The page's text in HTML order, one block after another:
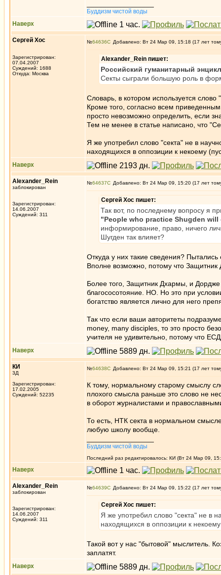
Буддизм чистой воды
Наверх
Сергей Хос
Зарегистрирован:
07.04.2007
Суждений: 1688
Откуда: Москва
№64636 Добавлено: Вт 24 Мар 09, 15:18 (17 лет
Alexander_Rein пишет:
Российский гуманитарный
Секты сыграли большую роль в
Словарь, в котором используется
Кроме того, согласно всем
просто невозможно определить, если
Тем не менее в статье написано, что
Я же употребил слово "секта" не в
находящихся в оппозиции к некоему
Наверх
Alexander_Rein
заблокирован
Зарегистрирован:
14.06.2007
Суждений: 311
№64637 Добавлено: Вт 24 Мар 09, 15:20 (17 лет
Сергей Хос пишет:
Так вот, по последнему вопросу я
"People who practice Shugden
информирование, право, ничего
Шугден так влияет?
Откуда у них такие сведения?
Вполне возможно, потому что
Более того, Защитник Дхармы, и
благососотояние. НО. Но это при
богатство является лично для него
Так что если ваши авторитеты
money, many disciples, то это просто
учителя не удивительно, потому что
Наверх
КИ
3Д
Зарегистрирован:
17.02.2005
Суждений: 52235
№64638 Добавлено: Вт 24 Мар 09, 15:21 (17 лет
К тому, нормальному старому смыслу
плохого смысла раньше это слово не
в оборот журналистами и
То есть, НТК секта в нормальном
любую школу вообще.
Буддизм чистой воды
Последний раз редактировалось: КИ (Вт 24 Мар 09,
Наверх
Alexander_Rein
заблокирован
Зарегистрирован:
14.06.2007
Суждений: 311
№64639 Добавлено: Вт 24 Мар 09, 15:22 (17 лет
Сергей Хос пишет:
Я же употребил слово "секта" не в
находящихся в оппозиции к
Такой вот у нас "бытовой" мыслитель.
заплатят.
Наверх